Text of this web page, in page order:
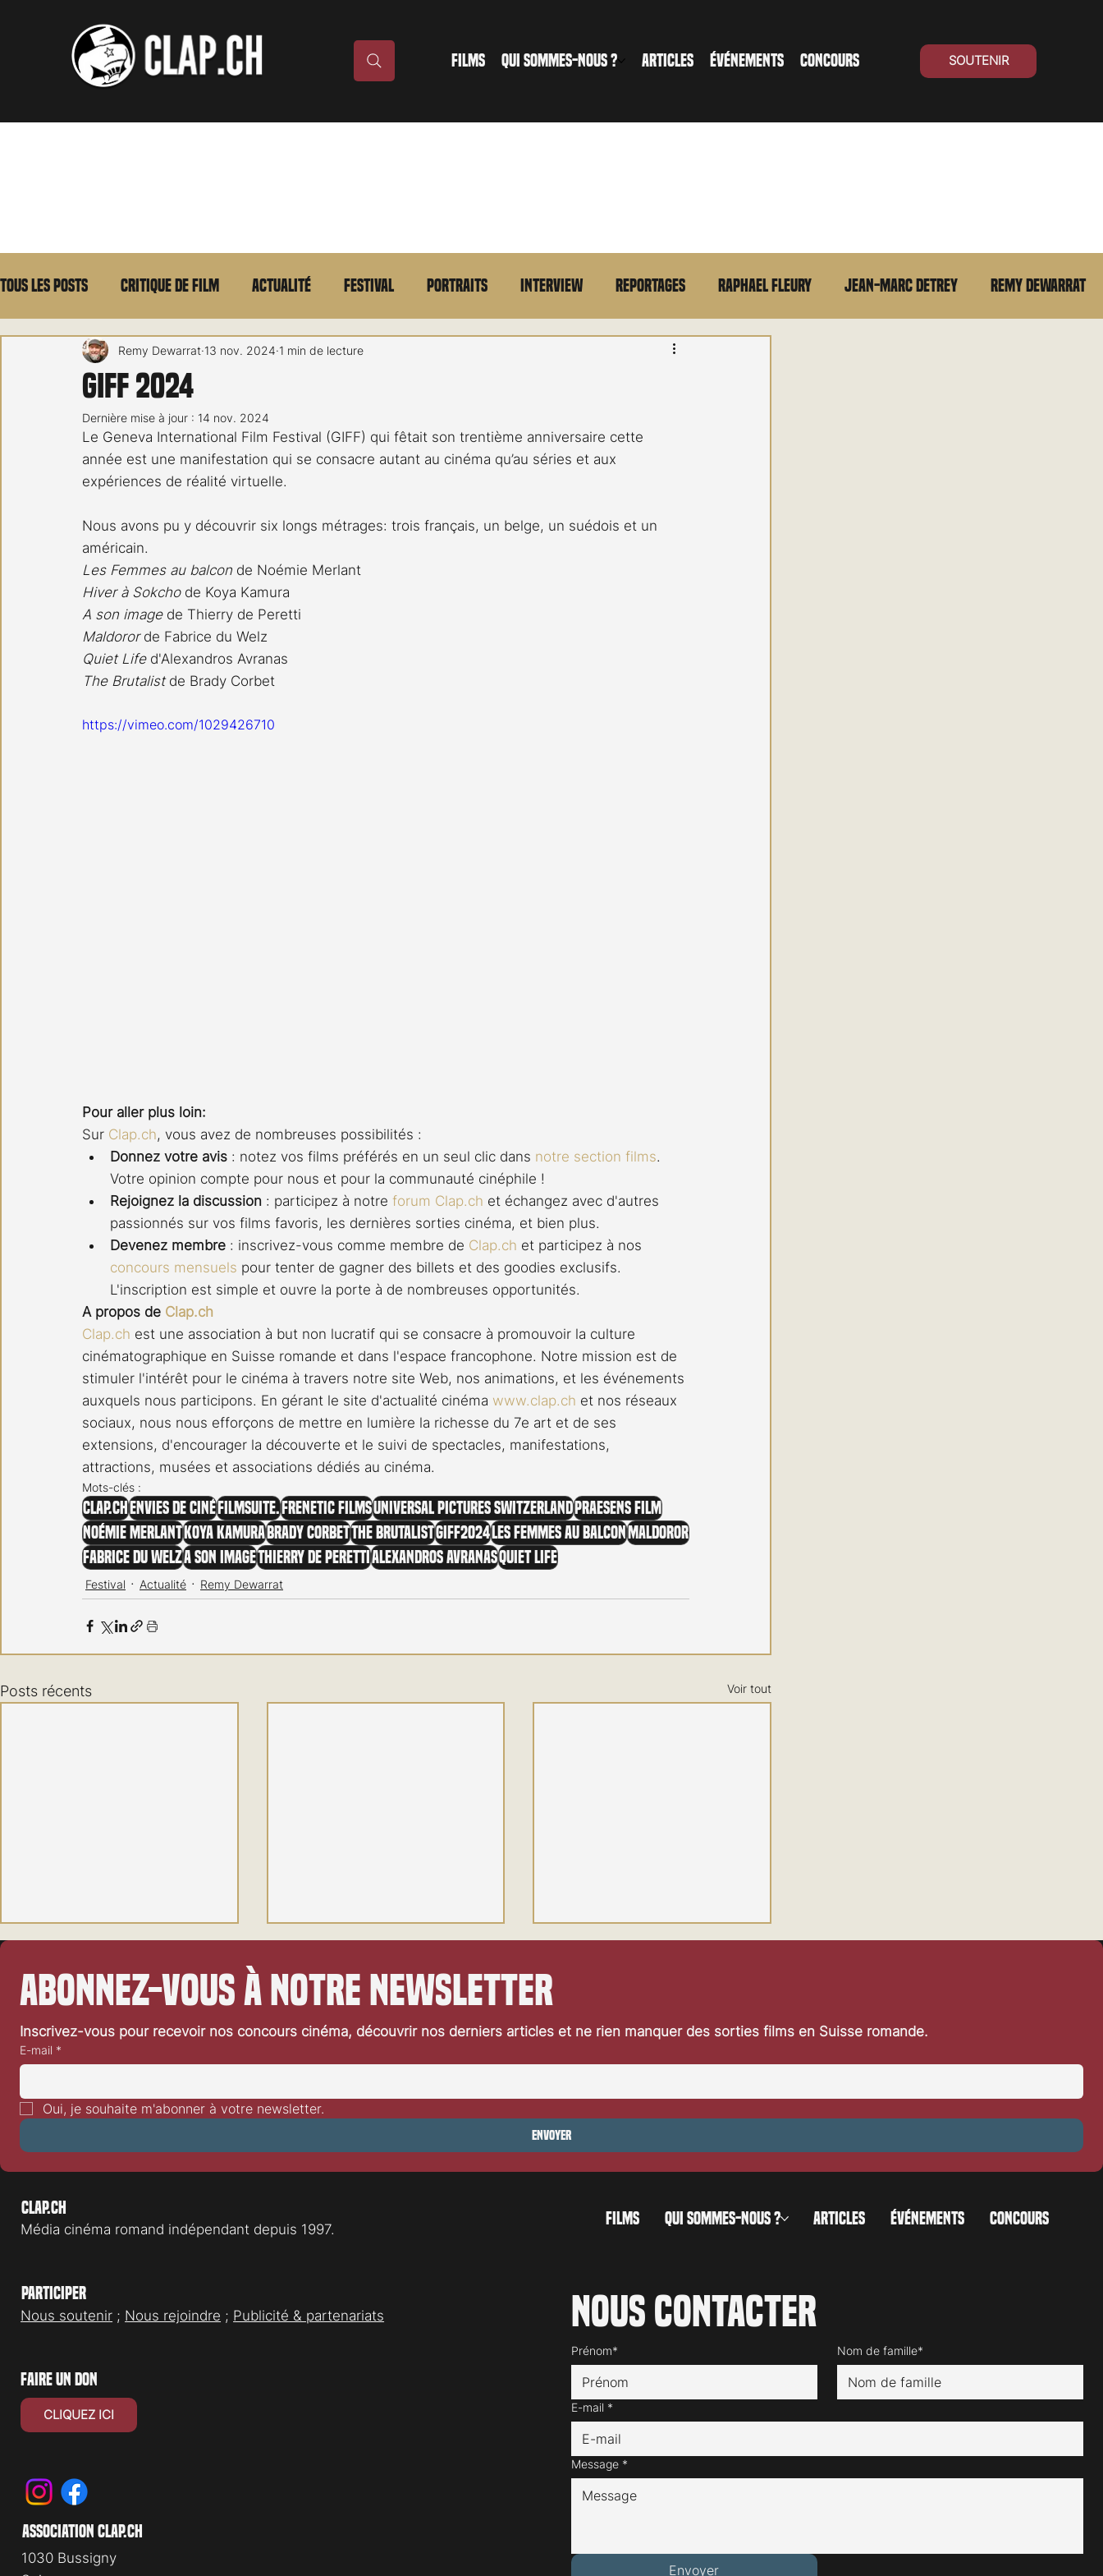
FILMS QUI SOMMES-NOUS ? ARTICLES ÉVÉNEMENTS CONCOURS SOUTENIR
Tous les posts Critique de film Actualité Festival Portraits Interview Reportages Raphael Fleury Jean-Marc Detrey Remy Dewarrat
Max Borg Laurent Scherlen Memento En bref
Carnet noir Open Air Série TV
GIFF 2024
Remy Dewarrat 13 nov. 2024 1 min de lecture
Dernière mise à jour : 14 nov. 2024
Le Geneva International Film Festival (GIFF) qui fêtait son trentième anniversaire cette
année est une manifestation qui se consacre autant au cinéma qu’au séries et aux
expériences de réalité virtuelle.
Nous avons pu y découvrir six longs métrages: trois français, un belge, un suédois et un
américain.
Les Femmes au balcon de Noémie Merlant
Hiver à Sokcho de Koya Kamura
A son image de Thierry de Peretti
Maldoror de Fabrice du Welz
Quiet Life d'Alexandros Avranas
The Brutalist de Brady Corbet
https://vimeo.com/1029426710
Pour aller plus loin:
Sur Clap.ch, vous avez de nombreuses possibilités :
Donnez votre avis : notez vos films préférés en un seul clic dans notre section films.
Votre opinion compte pour nous et pour la communauté cinéphile !
Rejoignez la discussion : participez à notre forum Clap.ch et échangez avec d'autres
passionnés sur vos films favoris, les dernières sorties cinéma, et bien plus.
Devenez membre : inscrivez-vous comme membre de Clap.ch et participez à nos
concours mensuels pour tenter de gagner des billets et des goodies exclusifs.
L'inscription est simple et ouvre la porte à de nombreuses opportunités.
A propos de Clap.ch
Clap.ch est une association à but non lucratif qui se consacre à promouvoir la culture
cinématographique en Suisse romande et dans l'espace francophone. Notre mission est de
stimuler l'intérêt pour le cinéma à travers notre site Web, nos animations, et les événements
auxquels nous participons. En gérant le site d'actualité cinéma www.clap.ch et nos réseaux
sociaux, nous nous efforçons de mettre en lumière la richesse du 7e art et de ses
extensions, d'encourager la découverte et le suivi de spectacles, manifestations,
attractions, musées et associations dédiés au cinéma.
Mots-clés :
clap.ch Envies de ciné Filmsuite. Frenetic FilmsUniversal Pictures Switzerland Praesens Film
Noémie Merlant Koya Kamura Brady CorbetThe BrutalistGIFF2024 Les Femmes au balconMaldoror
Fabrice du WelzA son imageThierry de PerettiAlexandros AvranasQuiet Life
Festival Actualité Remy Dewarrat
Posts récents Voir tout
univers de l’humour
couverture
chroniqueur. Une fois n’est pas
Abonnez-vous à notre newsletter
Inscrivez-vous pour recevoir nos concours cinéma, découvrir nos derniers articles et ne rien manquer des sorties films en Suisse romande.
E-mail *
Oui, je souhaite m'abonner à votre newsletter.
Envoyer
Clap.ch
Média cinéma romand indépendant depuis 1997.
FILMS QUI SOMMES-NOUS ? ARTICLES ÉVÉNEMENTS CONCOURS
Participer
Nous soutenir ; Nous rejoindre ; Publicité & partenariats Nous contacter
Prénom* Nom de famille*
E-mail *
Message *
Envoyer
faire un don
CLIQUEZ ICI
association clap.ch
1030 Bussigny